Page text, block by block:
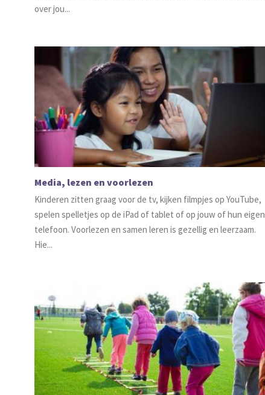
over jou...
Media, lezen en voorlezen
Kinderen zitten graag voor de tv, kijken filmpjes op YouTube,
spelen spelletjes op de iPad of tablet of op jouw of hun eigen
telefoon. Voorlezen en samen leren is gezellig en leerzaam.
Hie...